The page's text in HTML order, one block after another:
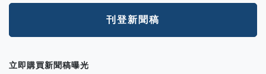
刊登新聞稿
立即購買新聞稿曝光